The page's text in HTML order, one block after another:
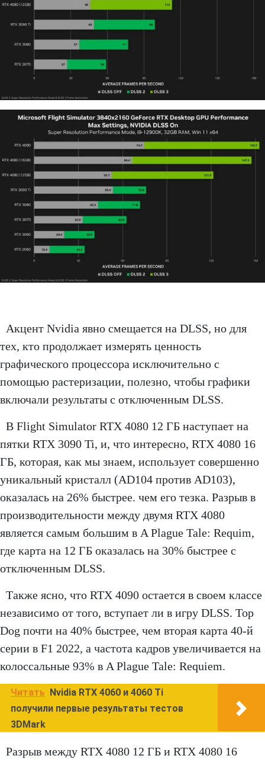
Акцент Nvidia явно смещается на DLSS, но для
тех, кто продолжает измерять ценность
графического процессора исключительно с
помощью растеризации, полезно, чтобы графики
включали результаты с отключенным DLSS.
В Flight Simulator RTX 4080 12 ГБ наступает на
пятки RTX 3090 Ti, и, что интересно, RTX 4080 16
ГБ, которая, как мы знаем, использует совершенно
уникальный кристалл (AD104 против AD103),
оказалась на 26% быстрее. чем его тезка. Разрыв в
производительности между двумя RTX 4080
является самым большим в A Plague Tale: Requim,
где карта на 12 ГБ оказалась на 30% быстрее с
отключенным DLSS.
Также ясно, что RTX 4090 остается в своем классе
независимо от того, вступает ли в игру DLSS. Top
Dog почти на 40% быстрее, чем вторая карта 40-й
серии в F1 2022, а частота кадров увеличивается на
колоссальные 93% в A Plague Tale: Requiem.
Читать
Nvidia RTX 4060 и 4060 Ti
получили первые результаты тестов
3DMark
Разрыв между RTX 4080 12 ГБ и RTX 4080 16